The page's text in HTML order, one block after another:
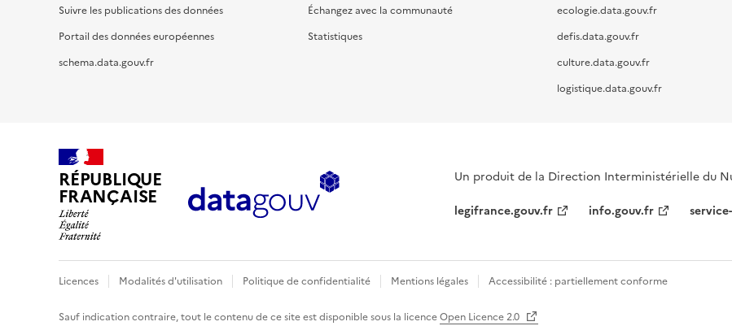
Suivre les publications des données
Portail des données européennes
schema.data.gouv.fr
Échangez avec la communauté
Statistiques
ecologie.data.gouv.fr
defis.data.gouv.fr
culture.data.gouv.fr
logistique.data.gouv.fr
RÉPUBLIQUE
FRANÇAISE
Un produit de la Direction Interministérielle du
legifrance.gouv.fr
info.gouv.fr
Licences Modalités d'utilisation Politique de confidentialité Mentions légales Accessibilité : partiellement conforme
Sauf indication contraire, tout le contenu de ce site est disponible sous la licenceOpen Licence 2.0